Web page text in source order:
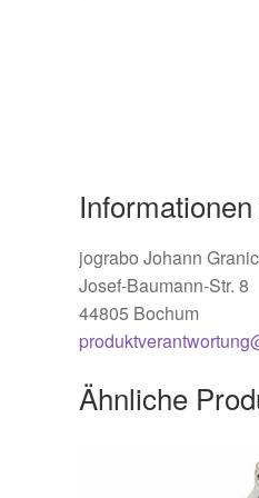
jograbo Johann
Josef-Baumann-Str. 8
44805 Bochum
Ähnliche